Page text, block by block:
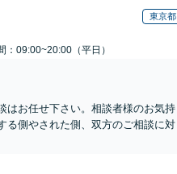
東京都
：09:00~20:00（平日）
はお任せ下さい。相談者様のお気持
る側やされた側、双方のご相談に対